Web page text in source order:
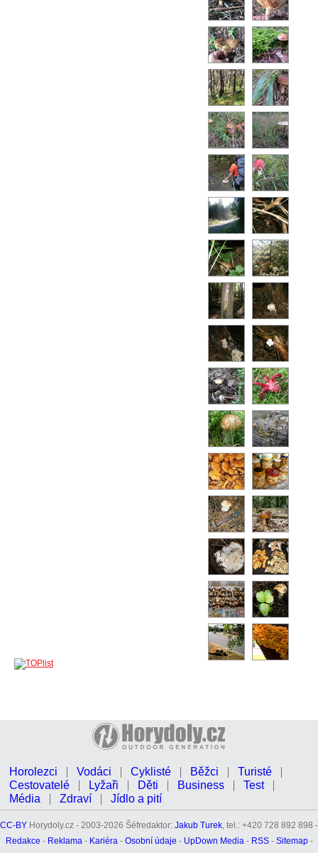
Horolezci Vodáci Cyklisté Běžci
Turisté
Cestovatelé
Lyžaři Děti Business
Test
Média
Zdraví Jídlo a pití
CC-BY Horydoly.cz - 2003-2026 Šéfredaktor: Jakub Turek, tel.: +420 728 892 898 -
Redakce - Reklama- Kariéra- Osobní údaje - UpDown Media- RSS- Sitemap-